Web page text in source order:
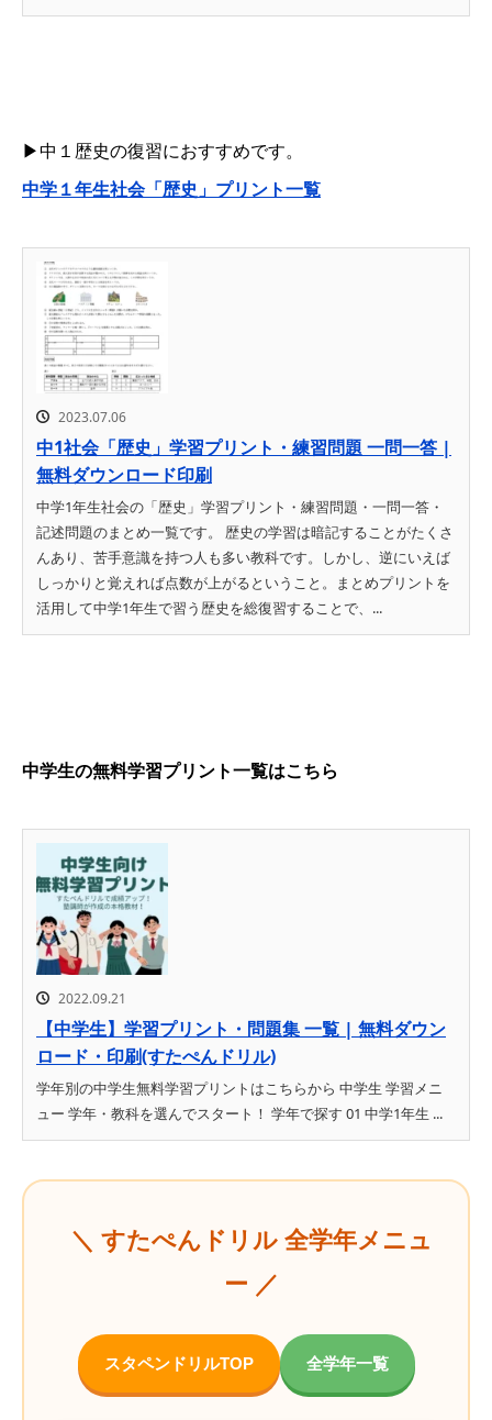
▶中１歴史の復習におすすめです。
中学１年生社会「歴史」プリント一覧
2023.07.06
中1社会「歴史」学習プリント・練習問題 一問一答 |
無料ダウンロード印刷
中学1年生社会の「歴史」学習プリント・練習問題・一問一答・
記述問題のまとめ一覧です。 歴史の学習は暗記することがたくさ
んあり、苦手意識を持つ人も多い教科です。しかし、逆にいえば
しっかりと覚えれば点数が上がるということ。まとめプリントを
活用して中学1年生で習う歴史を総復習することで、...
中学生の無料学習プリント一覧はこちら
2022.09.21
【中学生】学習プリント・問題集 一覧 | 無料ダウン
ロード・印刷(すたぺんドリル)
学年別の中学生無料学習プリントはこちらから 中学生 学習メニ
ュー 学年・教科を選んでスタート！ 学年で探す 01 中学1年生 ...
＼ すたぺんドリル 全学年メニュ
ー ／
スタペンドリルTOP 全学年一覧